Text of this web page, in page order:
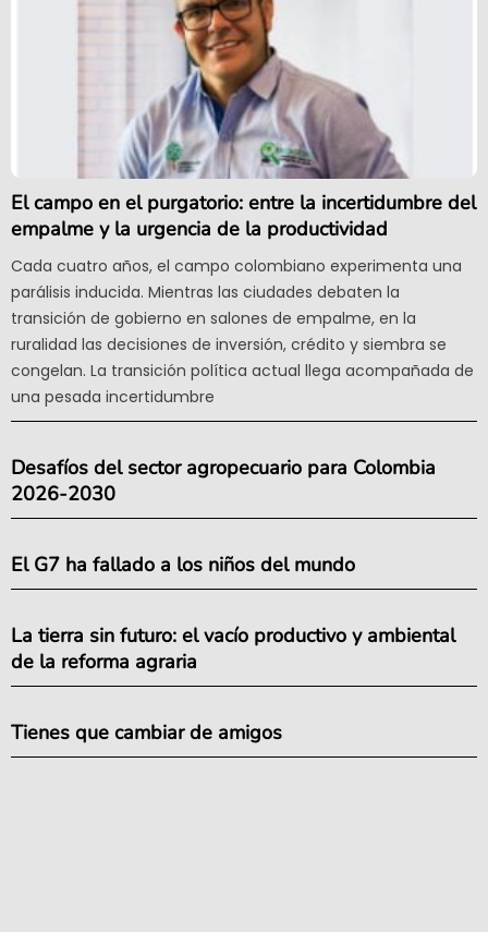
El campo en el purgatorio: entre la incertidumbre del
empalme y la urgencia de la productividad
Cada cuatro años, el campo colombiano experimenta una
parálisis inducida. Mientras las ciudades debaten la
transición de gobierno en salones de empalme, en la
ruralidad las decisiones de inversión, crédito y siembra se
congelan. La transición política actual llega acompañada de
una pesada incertidumbre
Desafíos del sector agropecuario para Colombia
2026-2030
El G7 ha fallado a los niños del mundo
La tierra sin futuro: el vacío productivo y ambiental
de la reforma agraria
Tienes que cambiar de amigos